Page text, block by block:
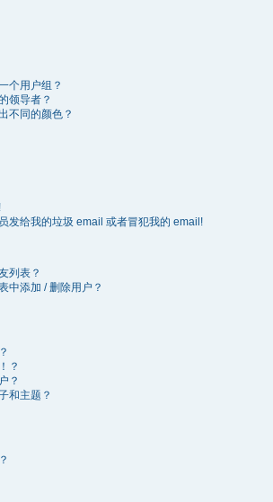
个用户组？
领导者？
不同的颜色？
发给我的垃圾 email 或者冒犯我的 email!
列表？
中添加 / 删除用户？
？
？
和主题？